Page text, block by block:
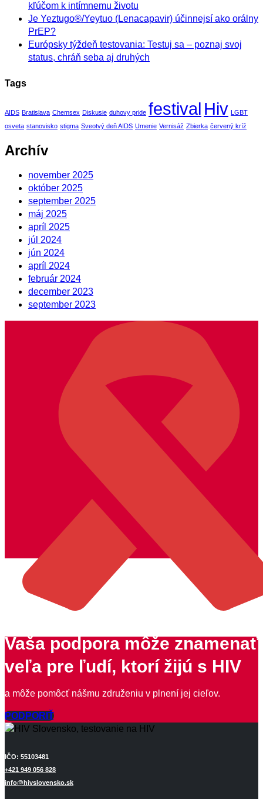
kľúčom k intímnemu životu
Je Yeztugo®/Yeytuo (Lenacapavir) účinnejsí ako orálny
PrEP?
Európsky týždeň testovania: Testuj sa – poznaj svoj
status, chráň seba aj druhých
Tags
AIDS Bratislava Chemsex Diskusie duhovy pride festival Hiv LGBT
osveta stanovisko stigma Sveotvý deň AIDS Umenie Vernisáž Zbierka červený kríž
Archív
november 2025
október 2025
september 2025
máj 2025
apríl 2025
júl 2024
jún 2024
apríl 2024
február 2024
december 2023
september 2023
Vaša podpora môže znamenať
veľa pre ľudí, ktorí žijú s HIV
a môže pomôcť nášmu združeniu v plnení jej cieľov.
PODPORIŤ
IČO: 55103481
+421 949 056 828
info@hivslovensko.sk